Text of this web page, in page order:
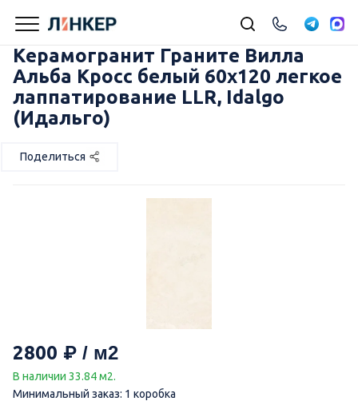
Керамогранит Граните Вилла
Альба Кросс белый 60х120 легкое
лаппатирование LLR, Idalgo
(Идальго)
Поделиться
2800
В наличии 33.84 м2.
Минимальный заказ: 1 коробка